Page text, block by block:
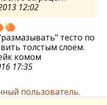
12:02
тесто по
толстым слоем.
комом
17:35
пользователь.